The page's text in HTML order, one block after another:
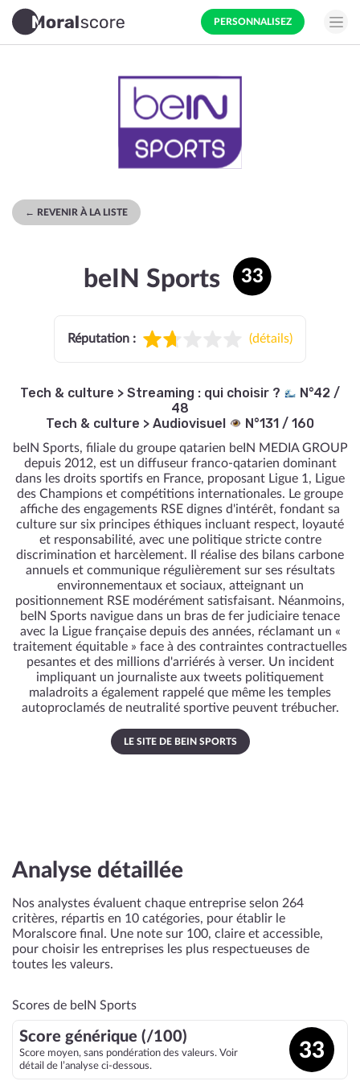
PERSONNALISEZ
← REVENIR À LA LISTE
beIN Sports 33
Réputation : (détails)
Tech & culture > Streaming : qui choisir ?
N°42 /
48
Tech & culture > Audiovisuel N°131 / 160
beIN Sports, filiale du groupe qatarien beIN MEDIA GROUP
depuis 2012, est un diffuseur franco-qatarien dominant
dans les droits sportifs en France, proposant Ligue 1, Ligue
des Champions et compétitions internationales. Le groupe
affiche des engagements RSE dignes d'intérêt, fondant sa
culture sur six principes éthiques incluant respect, loyauté
et responsabilité, avec une politique stricte contre
discrimination et harcèlement. Il réalise des bilans carbone
annuels et communique régulièrement sur ses résultats
environnementaux et sociaux, atteignant un
positionnement RSE modérément satisfaisant. Néanmoins,
beIN Sports navigue dans un bras de fer judiciaire tenace
avec la Ligue française depuis des années, réclamant un «
traitement équitable » face à des contraintes contractuelles
pesantes et des millions d'arriérés à verser. Un incident
impliquant un journaliste aux tweets politiquement
maladroits a également rappelé que même les temples
autoproclamés de neutralité sportive peuvent trébucher.
LE SITE DE BEIN SPORTS
Analyse détaillée
Nos analystes évaluent chaque entreprise selon 264
critères, répartis en 10 catégories, pour établir le
Moralscore final. Une note sur 100, claire et accessible,
pour choisir les entreprises les plus respectueuses de
toutes les valeurs.
Scores de beIN Sports
Score générique (/100)
Score moyen, sans pondération des valeurs. Voir
détail de l’analyse ci-dessous.
33